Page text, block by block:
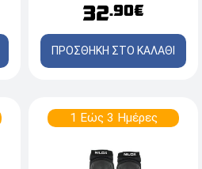
32.90€
ΠΡΟΣΘΗΚΗ ΣΤΟ ΚΑΛΑΘΙ
1 Εώς 3 Ημέρες